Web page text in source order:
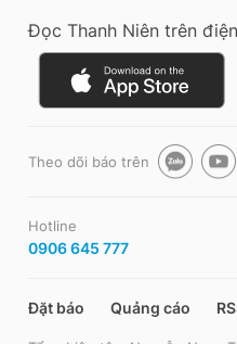
Đọc Thanh Niên trên
Theo dõi báo trên
Hotline
0906 645 777
Đặt báo Quảng cáo